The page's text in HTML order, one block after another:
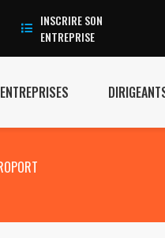
INSCRIRE SON
ENTREPRISE
ENTREPRISES